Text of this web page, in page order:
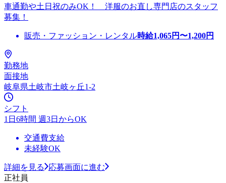
車通勤や土日祝のみOK！ 洋服のお直し専門店のスタッフ
募集！
販売・ファッション・レンタル時給1,065円〜1,200円
勤務地
面接地
岐阜県土岐市土岐ヶ丘1-2
シフト
1日6時間 週3日からOK
交通費支給
未経験OK
詳細を見る
応募画面に進む
正社員